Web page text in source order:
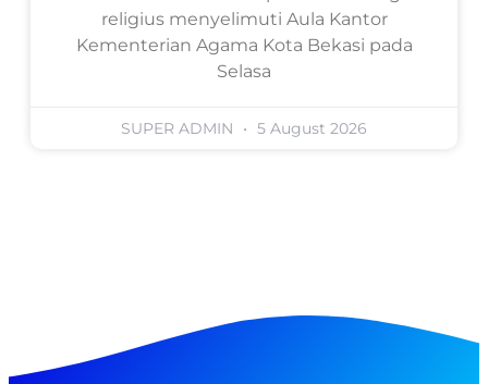
religius menyelimuti Aula Kantor
Kementerian Agama Kota Bekasi pada
Selasa
SUPER ADMIN 5 August 2026